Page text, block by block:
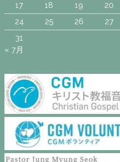
17
18 19 20
24
25 26 27
31
« 7月